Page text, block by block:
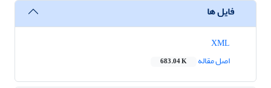
فایل ها
اصل مقاله
683.04 K